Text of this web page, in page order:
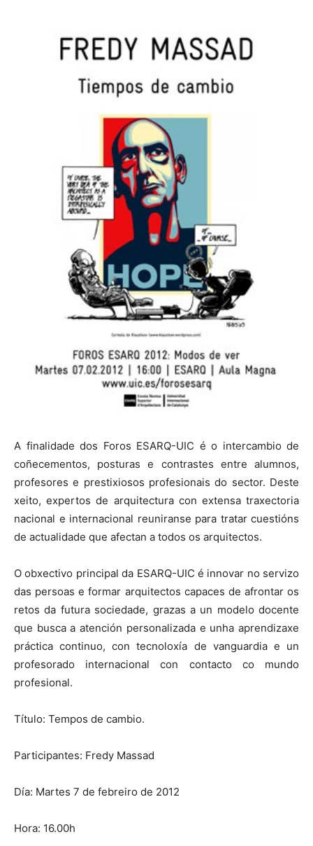
A finalidade dos Foros ESARQ-UIC é o intercambio de
coñecementos, posturas e contrastes entre alumnos,
profesores e prestixiosos profesionais do sector. Deste
xeito, expertos de arquitectura con extensa traxectoria
nacional e internacional reuniranse para tratar cuestións
de actualidade que afectan a todos os arquitectos.
O obxectivo principal da ESARQ-UIC é innovar no servizo
das persoas e formar arquitectos capaces de afrontar os
retos da futura sociedade, grazas a un modelo docente
que busca a atención personalizada e unha aprendizaxe
práctica continuo, con tecnoloxía de vanguardia e un
profesorado internacional con contacto co mundo
profesional.
Título: Tempos de cambio.
Participantes: Fredy Massad
Día: Martes 7 de febreiro de 2012
Hora: 16.00h